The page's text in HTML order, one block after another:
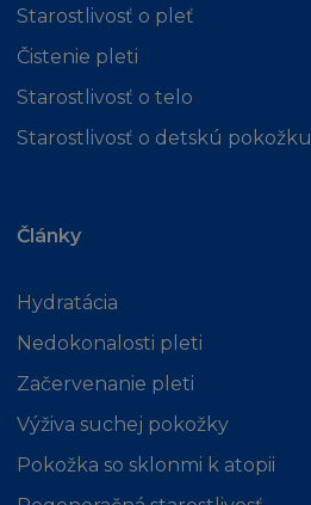
Starostlivosť o pleť
Čistenie pleti
Starostlivosť o telo
Starostlivosť o detskú pokožku
Články
Hydratácia
Nedokonalosti pleti
Začervenanie pleti
Výživa suchej pokožky
Pokožka so sklonmi k atopii